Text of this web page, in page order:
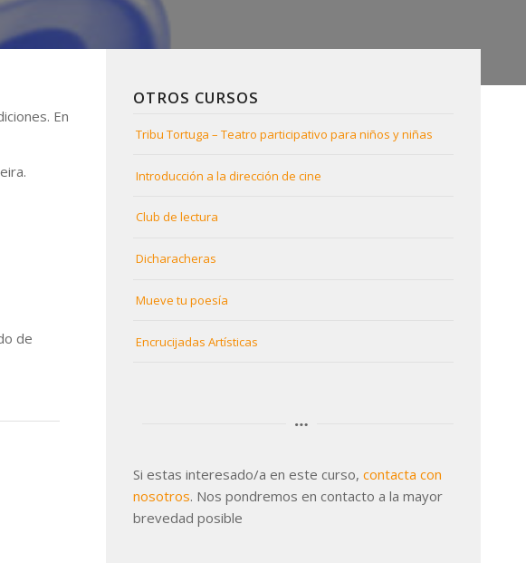
En
de
OTROS CURSOS
Tribu Tortuga – Teatro participativo para niños y niñas
Introducción a la dirección de cine
Club de lectura
Dicharacheras
Mueve tu poesía
Encrucijadas Artísticas
Si estas interesado/a en este curso, contacta con
nosotros. Nos pondremos en contacto a la mayor
brevedad posible